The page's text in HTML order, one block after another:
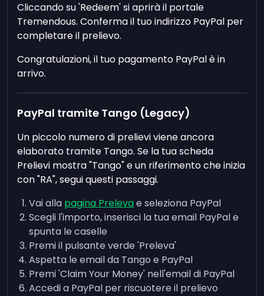
Cliccando su 'Redeem' si aprirà il portale
Tremendous. Conferma il tuo indirizzo PayPal per
completare il prelievo.
Congratulazioni, il tuo pagamento PayPal è in
arrivo.
PayPal tramite Tango (Legacy)
Un piccolo numero di prelievi viene ancora
elaborato tramite Tango. Se la tua scheda
Prelievi mostra "Tango" e un riferimento che inizia
con "RA", segui questi passaggi.
Vai alla pagina Prelevae seleziona PayPal
Scegli l'importo, inserisci la tua email PayPal e
spunta le caselle
Premi il pulsante verde 'Preleva'
Aspetta le email da Tango e PayPal
Premi 'Claim Your Money' nell'email di PayPal
Accedi a PayPal per riscuotere il prelievo